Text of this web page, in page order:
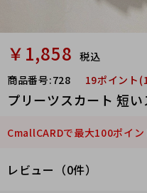
￥1,858 税込
商品番号:728 19ポイント
プリーツスカート 短い
CmallCARDで最大100ポイン
レビュー（0件）